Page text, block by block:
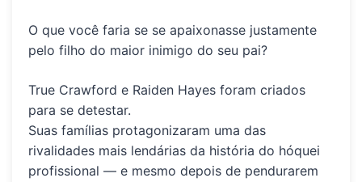
O que você faria se se apaixonasse justamente
pelo filho do maior inimigo do seu pai?
True Crawford e Raiden Hayes foram criados
para se detestar.
Suas famílias protagonizaram uma das
rivalidades mais lendárias da história do hóquei
profissional — e mesmo depois de pendurarem